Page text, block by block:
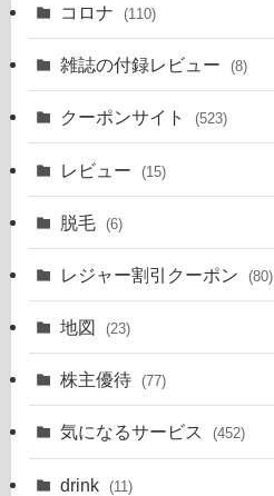
コロナ (110)
雑誌の付録レビュー (8)
クーポンサイト (523)
レビュー (15)
脱毛 (6)
レジャー割引クーポン (80)
地図 (23)
株主優待 (77)
気になるサービス (452)
drink (11)